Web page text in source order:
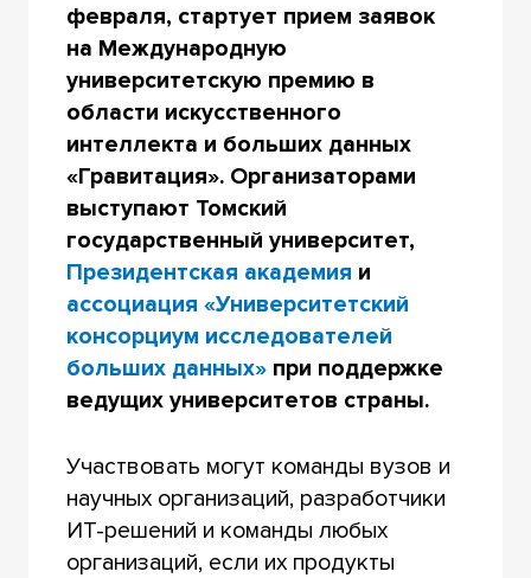
февраля, стартует прием заявок
на Международную
университетскую премию в
области искусственного
интеллекта и больших данных
«Гравитация». Организаторами
выступают Томский
государственный университет,
Президентская академия и
ассоциация «Университетский
консорциум исследователей
больших данных»при поддержке
ведущих университетов страны.
Участвовать могут команды вузов и
научных организаций, разработчики
ИТ-решений и команды любых
организаций, если их продукты